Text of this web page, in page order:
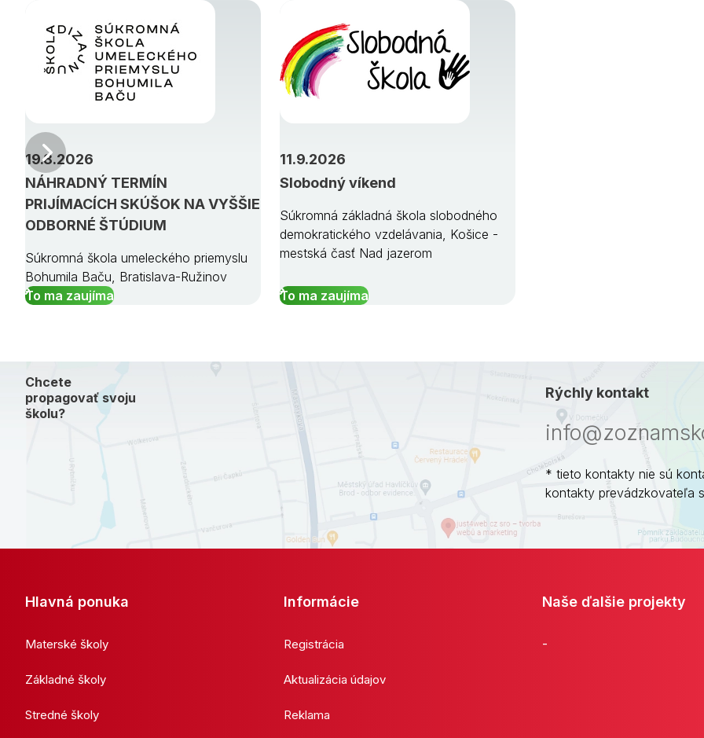
NÁHRADNÝ TERMÍN
PRIJÍMACÍCH SKÚŠOK NA VYŠŠIE
ODBORNÉ ŠTÚDIUM
19.8.2026
Súkromná škola umeleckého priemyslu
Bohumila Baču, Bratislava-Ružinov
To ma zaujíma
Slobodný víkend
11.9.2026
Súkromná základná škola slobodného
demokratického vzdelávania, Košice -
mestská časť Nad jazerom
To ma zaujíma
Predchádzajúci
Chcete
propagovať svoju
školu?
Rýchly kontakt
* tieto kontakty nie sú
kontakty prevádzkovateľa
Hlavná ponuka
Materské školy
Základné školy
Stredné školy
Informácie
Registrácia
Aktualizácia údajov
Reklama
Naše ďalšie projekty
-